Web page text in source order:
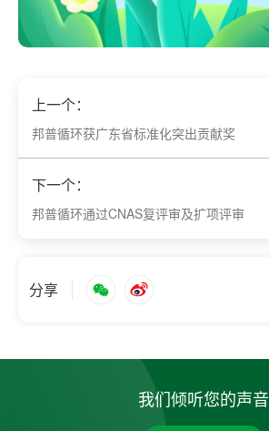
上一个：
邦普循环获广东省标准化突出贡献奖
下一个：
邦普循环通过CNAS复评审及扩项评审
分享
我们倾听您的声音